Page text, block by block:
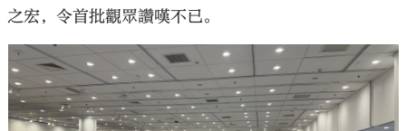
之宏，令首批觀眾讚嘆不已。